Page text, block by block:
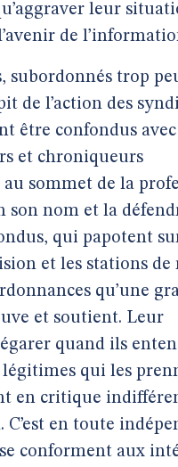
leur
de
subordonnés trop
de l’action des
être confondus
et chroniqueurs
sommet de la
nom et la
qui papotent
et les stations de
qu’une
et soutient. Leur
quand ils
qui les
en critique
en toute
conforment aux